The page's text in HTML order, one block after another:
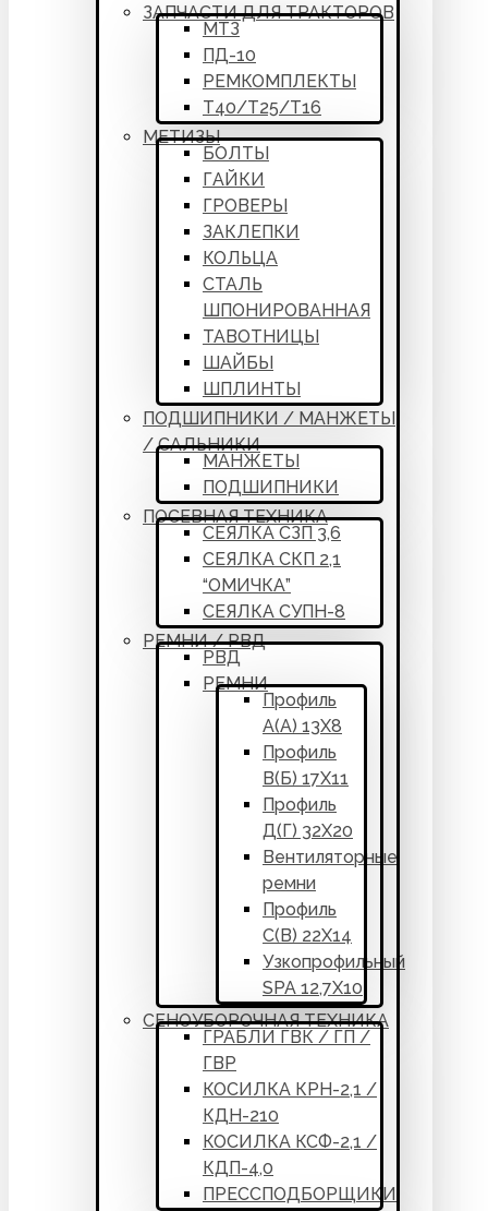
ЗАПЧАСТИ ДЛЯ ТРАКТОРОВ
МТЗ
ПД-10
РЕМКОМПЛЕКТЫ
Т40/Т25/Т16
МЕТИЗЫ
БОЛТЫ
ГАЙКИ
ГРОВЕРЫ
ЗАКЛЕПКИ
КОЛЬЦА
СТАЛЬ
ШПОНИРОВАННАЯ
ТАВОТНИЦЫ
ШАЙБЫ
ШПЛИНТЫ
ПОДШИПНИКИ / МАНЖЕТЫ
/ САЛЬНИКИ
МАНЖЕТЫ
ПОДШИПНИКИ
ПОСЕВНАЯ ТЕХНИКА
СЕЯЛКА СЗП 3,6
СЕЯЛКА СКП 2,1
“ОМИЧКА”
СЕЯЛКА СУПН-8
РЕМНИ / РВД
РВД
РЕМНИ
Профиль
А(А) 13Х8
Профиль
В(Б) 17Х11
Профиль
Д(Г) 32Х20
Вентиляторные
ремни
Профиль
С(В) 22Х14
Узкопрофильный
SPA 12,7Х10
СЕНОУБОРОЧНАЯ ТЕХНИКА
ГРАБЛИ ГВК / ГП /
ГВР
КОСИЛКА КРН-2,1 /
КДН-210
КОСИЛКА КСФ-2,1 /
КДП-4,0
ПРЕССПОДБОРЩИКИ